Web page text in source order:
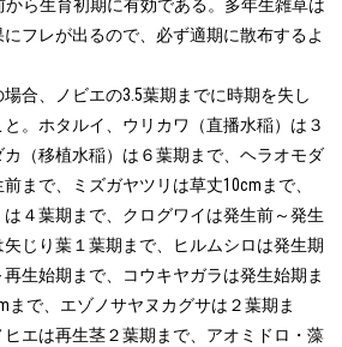
から生育初期に有効である。多年生雑草は
フレが出るので、必ず適期に散布するよ
場合、ノビエの3.5葉期までに時期を失し
。ホタルイ、ウリカワ（直播水稲）は３
（移植水稲）は６葉期まで、ヘラオモダ
まで、ミズガヤツリは草丈10cmまで、
４葉期まで、クログワイは発生前～発生
じり葉１葉期まで、ヒルムシロは発生期
生始期まで、コウキヤガラは発生始期ま
まで、エゾノサヤヌカグサは２葉期ま
エは再生茎２葉期まで、アオミドロ・藻